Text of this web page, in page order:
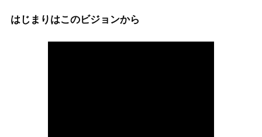
はじまりはこのビジョンから